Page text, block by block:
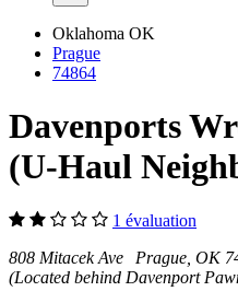
Oklahoma OK
Prague
74864
Davenports
(U-Haul
1 évaluation
808 Mitacek Ave Prague, OK
(Located behind Davenport